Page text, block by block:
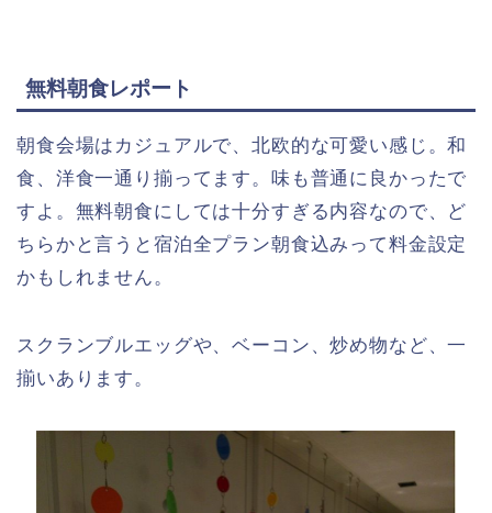
無料朝食レポート
朝食会場はカジュアルで、北欧的な可愛い感じ。和
食、洋食一通り揃ってます。味も普通に良かったで
すよ。無料朝食にしては十分すぎる内容なので、ど
ちらかと言うと宿泊全プラン朝食込みって料金設定
かもしれません。
スクランブルエッグや、ベーコン、炒め物など、一
揃いあります。